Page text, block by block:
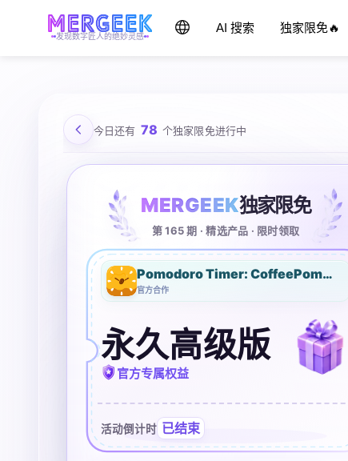
发现数字匠人的绝妙灵感
AI 搜索 独家限免🔥
今日还有 78 个独家限免进行中
MERGEEK独家限免
第 165 期 · 精选产品 · 限时领取
Pomodoro Timer: CoffeePomodoro
官方合作
永久高级版
官方专属权益
活动倒计时 已结束